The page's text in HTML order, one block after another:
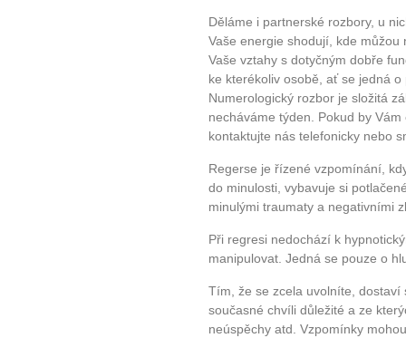
Děláme i partnerské rozbory, u
Vaše energie shodují, kde
Vaše vztahy s dotyčným dobře
ke kterékoliv osobě, ať se jedná
Numerologický rozbor je složitá
necháváme týden. Pokud by
kontaktujte nás telefonicky nebo
Regerse je řízené vzpomínání,
do minulosti, vybavuje si
minulými traumaty a negativními
Při regresi nedochází k
manipulovat. Jedná se pouze o
Tím, že se zcela uvolníte, dostaví
současné chvíli důležité a ze
neúspěchy atd. Vzpomínky